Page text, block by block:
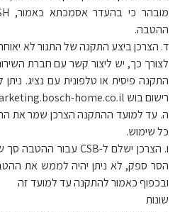
ההטבה.
התקנה פיסית או טלפונית עם נציג.
רישום בוש https://marketing.bosch-home.co.il/
ה. עד למועד ההתקנה הצרכן שמר את
כל שימוש.
ובכפוף כאמור להתקנה עד למועד זה
שונות